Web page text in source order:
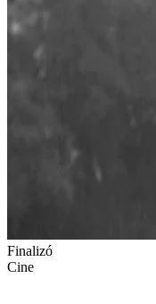
Finalizó
Cine